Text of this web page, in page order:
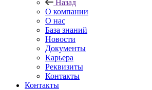
Назад
О компании
О нас
База знаний
Новости
Документы
Карьера
Реквизиты
Контакты
Контакты